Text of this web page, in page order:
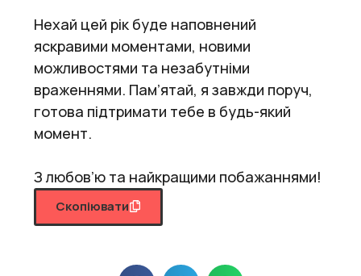
Нехай цей рік буде наповнений
яскравими моментами, новими
можливостями та незабутніми
враженнями. Пам’ятай, я завжди поруч,
готова підтримати тебе в будь-який
момент.
З любов’ю та найкращими побажаннями!
Скопіювати